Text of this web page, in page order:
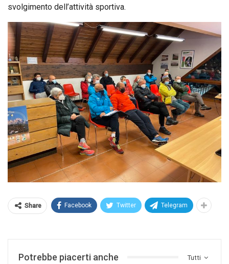
svolgimento dell’attività sportiva.
Share Facebook Twitter Telegram
Tutti
Potrebbe piacerti anche